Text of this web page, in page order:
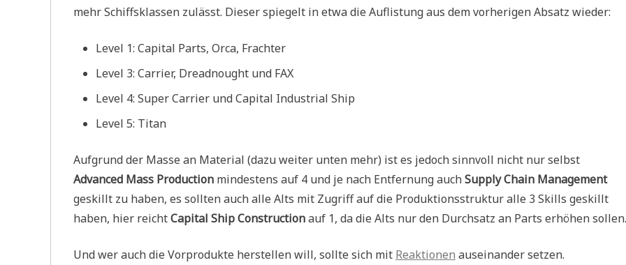
mehr Schiffsklassen zulässt. Dieser spiegelt in etwa die Auflistung aus dem vorherigen Absatz wieder:
Level 1: Capital Parts, Orca, Frachter
Level 3: Carrier, Dreadnought und FAX
Level 4: Super Carrier und Capital Industrial Ship
Level 5: Titan
Aufgrund der Masse an Material (dazu weiter unten mehr) ist es jedoch sinnvoll nicht nur selbst
Advanced Mass Production mindestens auf 4 und je nach Entfernung auchSupply Chain Management
geskillt zu haben, es sollten auch alle Alts mit Zugriff auf die Produktionsstruktur alle 3 Skills geskillt
haben, hier reichtCapital Ship Constructionauf 1, da die Alts nur den Durchsatz an Parts erhöhen sollen.
Und wer auch die Vorprodukte herstellen will, sollte sich mit Reaktionen auseinander setzen.